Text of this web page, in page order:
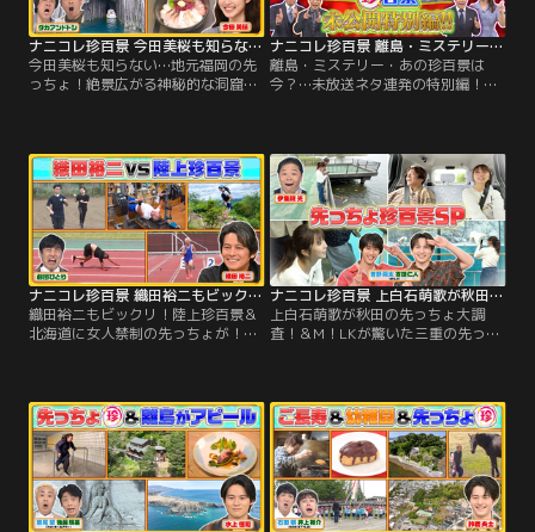
ナニコレ珍百景 今田美桜も知らない…地元福岡の先っちょ！絶景広がる神秘的な洞窟（2026/06/28放送分）
今田美桜も知らない…地元福岡の先
っちょ！絶景広がる神秘的な洞窟／
ボーパーク！？▼今田美桜の地元・
福岡ならでは！学校あるある ・体育
館での掛け声が独特すぎる！？・机
の引き出しに〇〇がある！？▼シー
ル帳、麻辣湯…本当に流行ってる？
全国一斉調査
ナニコレ珍百景 離島・ミステリー・あの珍百景は今？…未放送ネタ連発の特別編！（2026/06/27放送分）
離島・ミステリー・あの珍百景は
今？…未放送ネタ連発の特別編！／
描かれた女性の顔…17年経って今ど
うなってる？▼ミステリー珍百景 ・
山の上にある謎の建造物…誰が何の
ために作った？・店前にこちらを覗
く不気味な像…なぜこんなものがあ
る？
ナニコレ珍百景 織田裕二もビックリ！陸上珍百景＆北海道に女人禁制の先っちょが！？（2026/06/21放送分）
織田裕二もビックリ！陸上珍百景＆
北海道に女人禁制の先っちょが！？
子大生が標高2000m以上の山を駆け
抜ける「スカイランニング」 ・86歳
400m走の現役アスリート ・80歳で
ベンチプレス100kgを持ち上げる超
人
ナニコレ珍百景 上白石萌歌が秋田の先っちょ大調査！＆M！LKが驚いた三重の先っちょSP（2026/06/07放送分）
上白石萌歌が秋田の先っちょ大調
査！＆M！LKが驚いた三重の先っち
物なまはげ体験や〇〇に会える水族
館 ・三重の離島…誰が何のために作
った？先っちょに謎の形をした石碑
▼新企画！田舎のお店は珍百景！？
鹿児島の田舎町にある民宿…何を売
ってて、どんなお客がくる？